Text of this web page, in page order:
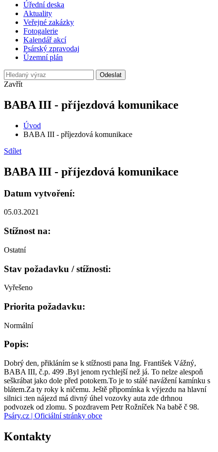
Úřední deska
Aktuality
Veřejné zakázky
Fotogalerie
Kalendář akcí
Psárský zpravodaj
Územní plán
Odeslat
Zavřít
BABA III - příjezdová komunikace
Úvod
BABA III - příjezdová komunikace
Sdílet
BABA III - příjezdová komunikace
Datum vytvoření:
05.03.2021
Stížnost na:
Ostatní
Stav požadavku / stížnosti:
Vyřešeno
Priorita požadavku:
Normální
Popis:
Dobrý den, přikláním se k stížnosti pana Ing. František Vážný,
BABA III, č.p. 499 .Byl jenom rychlejší než já. To nelze alespoň
seškrábat jako dole před potokem.To je to stálé navážení kamínku s
blátem.Za ty roky k ničemu. Ještě připomínka k výjezdu na hlavní
silnici :ten nájezd má divný úhel vozovky auta zde drhnou
podvozek od zlomu. S pozdravem Petr Rožníček Na babě č 98.
Psáry.cz | Oficiální stránky obce
Kontakty